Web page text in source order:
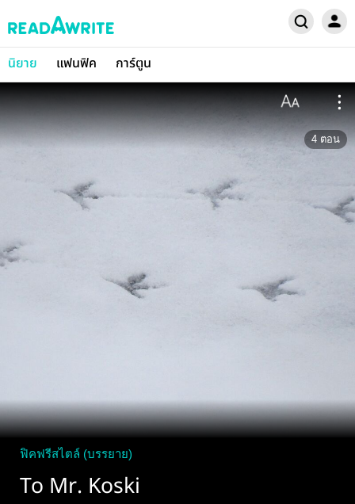
นิยาย แฟนฟิค การ์ตูน
4 ตอน
ฟิคฟรีสไตล์ (บรรยาย)
To Mr. Koski